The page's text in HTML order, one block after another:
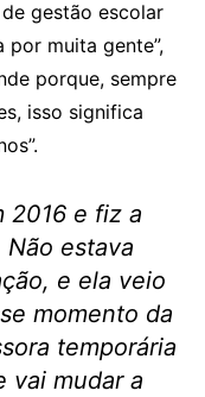
gestão escolar
por muita gente”,
porque, sempre
isso significa
2016 e fiz a
estava
e ela veio
momento da
temporária
vai mudar a